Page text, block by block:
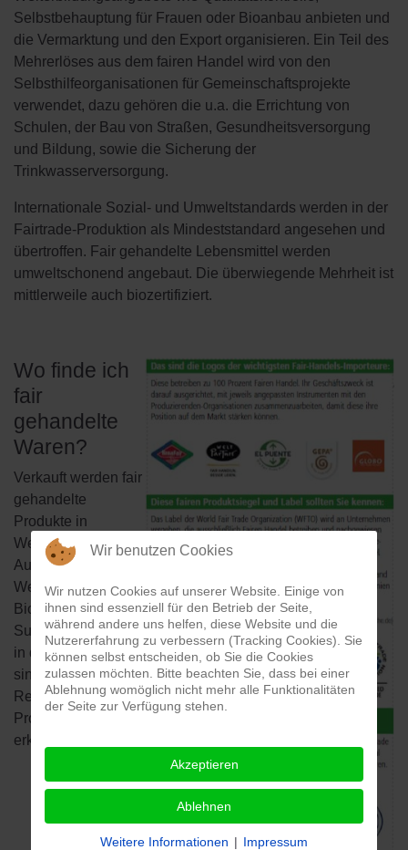
Selbstbehauptung für Frauen oder Bioanbau anbieten und
die Vermarktung und den Export organisieren. Ein Teil des
Mehrerlöses aus dem fairen Handel wird von den
Selbsthilfeorganisationen für Gemeinschaftsprojekte
verwendet, dazu gehören die u.a. die Errichtung von
Schulen, der Bau von Straßen, Gesundheitsversorgung
und Bildung, sowie die Sicherung der
Trinkwasserversorgung.
Internationale Sozial- und Umweltstandards werden in der
Fairtrade-Produktion als Mindeststandard angesehen und
übertroffen. Fair gehandelte Lebensmittel werden
umweltschonend angebaut. Die überwiegende Mehrheit ist
mittlerweile auch biozertifiziert.
Wo finde ich
fair
gehandelte
Waren?
Verkauft werden fair
gehandelte
Produkte in
Weltläden.
Außerhalb von
Weltläden (z.B. in
Bioläden,
Supermärkten und
in der Gastronomie)
sind sie an einer
Reihe von fairen
Produktsiegeln
erkennbar.
Wir benutzen Cookies
Wir nutzen Cookies auf unserer Website. Einige von
ihnen sind essenziell für den Betrieb der Seite,
während andere uns helfen, diese Website und die
Nutzererfahrung zu verbessern (Tracking Cookies). Sie
können selbst entscheiden, ob Sie die Cookies
zulassen möchten. Bitte beachten Sie, dass bei einer
Ablehnung womöglich nicht mehr alle Funktionalitäten
der Seite zur Verfügung stehen.
Akzeptieren
Ablehnen
Weitere Informationen | Impressum